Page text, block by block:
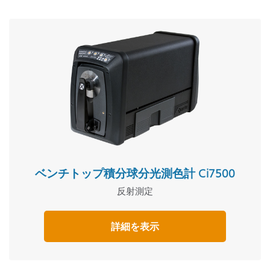
ベンチトップ積分球分光測色計 Ci7500
反射測定
詳細を表示